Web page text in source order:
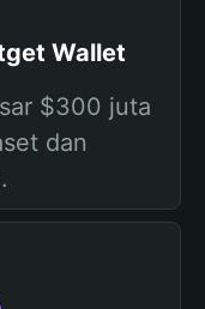
Wallet
$300 juta
dan